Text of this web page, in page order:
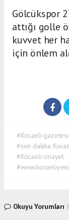
Gölcükspor
attığı golle
kuvvet her
için önlem
#Kocaeli gazetesi
#son dakika
#Kocaeli cinayet
Okuyu Yorumları